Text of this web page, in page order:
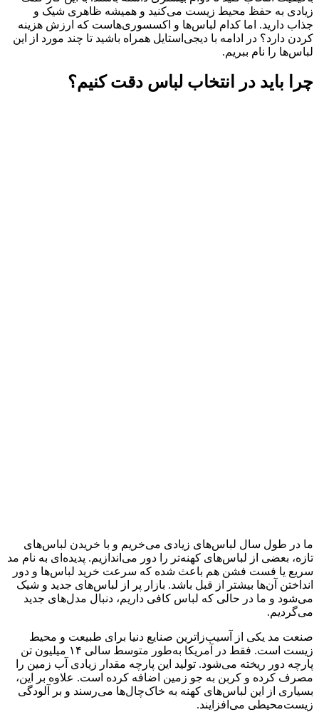
زیادی به حفظ محیط زیست می‌کنید و همیشه ظاهری شیک و
جذاب دارید. اما کدام لباس‌ها و اکسسوری‌هاست که ارزش هزینه
کردن دارد؟ در ادامه با دیجی‌استایل همراه باشید تا چند مورد از این
لباس‌ها را نام ببریم.
چرا باید در انتخاب لباس دقت کنیم؟
ما در طول سال لباس‌های زیادی می‌خریم و با خریدن لباس‌های
تازه، بعضی از لباس‌های کهنه‌تر را دور می‌اندازیم. پدیده‌ای به نام مد
سریع یا فست فشن هم باعث شده که سرعت خرید لباس‌ها و دور
انداختن آن‌ها بیشتر از قبل باشد. بازار پر از لباس‌های جدید و شیک
می‌شود و ما در حالی که لباس کافی داریم، دنبال مدل‌های جدید
می‌گردیم.
صنعت مد یکی از آسیب‌زاترین صنایع دنیا برای طبیعت و محیط
زیست است. فقط در آمریکا به‌طور متوسط سالی ۱۴ میلیون تن
پارچه دور ریخته می‌شود. تولید این پارچه مقدار زیادی آب زمین را
مصرف کرده و کربن به جو زمین اضافه کرده است. علاوه بر این،
بسیاری از این لباس‌های کهنه به خاک‌چال‌ها می‌رسند و بر آلودگی
زیست‌محیطی می‌افزایند.